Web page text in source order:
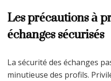
Les précautions à
échanges sécurisés
La sécurité des échanges
minutieuse des profils.